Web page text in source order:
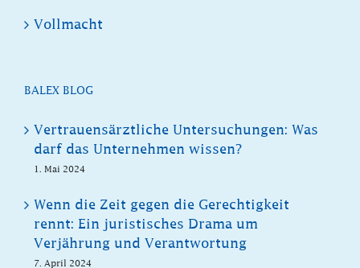
Vollmacht
BALEX BLOG
Vertrauensärztliche Untersuchungen: Was
darf das Unternehmen wissen?
1. Mai 2024
Wenn die Zeit gegen die Gerechtigkeit
rennt: Ein juristisches Drama um
Verjährung und Verantwortung
7. April 2024